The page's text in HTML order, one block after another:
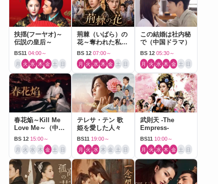
扶揺(フーヤオ)～
伝説の皇后～
BS11 04:00～
月 火 水 木 金 土 日
荊棘（いばら）の
花～奪われた私～
（中国ドラマ）
BS 12 07:00～
月 火 水 木 金 土 日
この結婚は社内秘
で（中国ドラマ）
BS 12 05:30～
月 火 水 木 金 土 日
春花焔～Kill Me
Love Me～（中国
ドラマ）
BS 12 15:00～
月 火 水 木 金 土 日
テレサ・テン 歌
姫を愛した人々
BS11 19:00～
月 火 水 木 金 土 日
武則天 -The
Empress-
BS11 10:00～
月 火 水 木 金 土 日